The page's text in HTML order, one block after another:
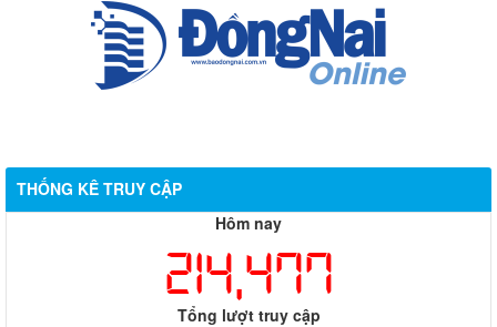
THỐNG KÊ TRUY CẬP
Hôm nay
214,477
Tổng lượt truy cập